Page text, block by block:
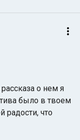
о нем я
было в твоем
радости, что